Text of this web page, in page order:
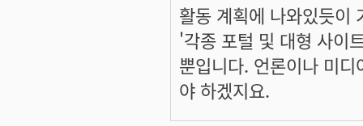
활동 계획에 나와있듯이
'각종 포털 및 대형 사이
뿐입니다. 언론이나 미
야 하겠지요.